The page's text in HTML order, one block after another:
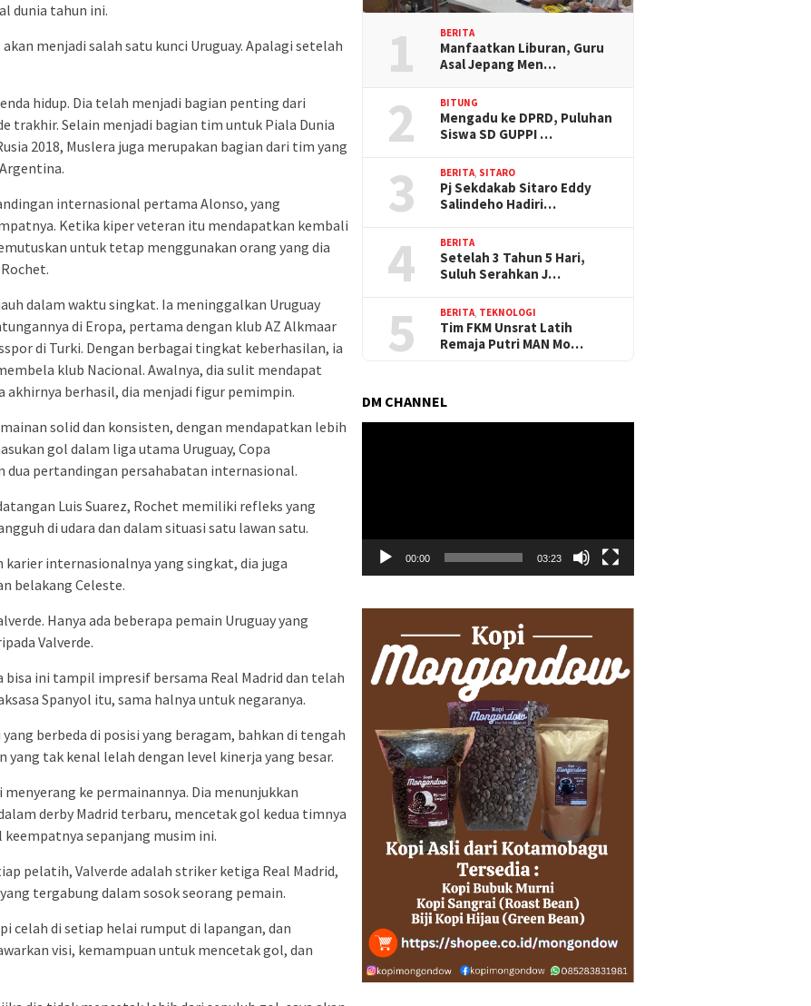
dunia tahun ini.
menjadi salah satu kunci Uruguay. Apalagi setelah
hidup. Dia telah menjadi bagian penting dari
trakhir. Selain menjadi bagian tim untuk Piala Dunia
2018, Muslera juga merupakan bagian dari tim yang
internasional pertama Alonso, yang
Ketika kiper veteran itu mendapatkan kembali
untuk tetap menggunakan orang yang dia
dalam waktu singkat. Ia meninggalkan Uruguay
di Eropa, pertama dengan klub AZ Alkmaar
di Turki. Dengan berbagai tingkat keberhasilan, ia
klub Nacional. Awalnya, dia sulit mendapat
berhasil, dia menjadi figur pemimpin.
solid dan konsisten, dengan mendapatkan lebih
gol dalam liga utama Uruguay, Copa
dua pertandingan persahabatan internasional.
Luis Suarez, Rochet memiliki refleks yang
di udara dan dalam situasi satu lawan satu.
internasionalnya yang singkat, dia juga
belakang Celeste.
Hanya ada beberapa pemain Uruguay yang
Valverde.
bisa ini tampil impresif bersama Real Madrid dan telah
Spanyol itu, sama halnya untuk negaranya.
berbeda di posisi yang beragam, bahkan di tengah
yang tak kenal lelah dengan level kinerja yang besar.
ke permainannya. Dia menunjukkan
derby Madrid terbaru, mencetak gol kedua timnya
sepanjang musim ini.
pelatih, Valverde adalah striker ketiga Real Madrid,
tergabung dalam sosok seorang pemain.
celah di setiap helai rumput di lapangan, dan
visi, kemampuan untuk mencetak gol, dan
1 BERITA
Manfaatkan Liburan, Guru
Asal Jepang Men…
2 BITUNG
Mengadu ke DPRD, Puluhan
Siswa SD GUPPI …
3 BERITA, SITARO
Pj Sekdakab Sitaro Eddy
Salindeho Hadiri…
4 BERITA
Setelah 3 Tahun 5 Hari,
Suluh Serahkan J…
5 BERITA, TEKNOLOGI
Tim FKM Unsrat Latih
Remaja Putri MAN Mo…
DM CHANNEL
00:00 03:23